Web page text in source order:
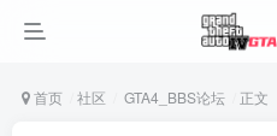
首页 社区 GTA4_BBS论坛 正文